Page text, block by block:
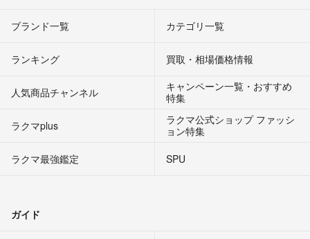
ブランド一覧 カテゴリ一覧
ランキング 買取・相場価格情報
人気商品チャンネル
キャンペーン一覧・おすすめ
特集
ラクマplus
ラクマ公式ショップ ファッシ
ョン特集
ラクマ最強鑑定
SPU
ガイド